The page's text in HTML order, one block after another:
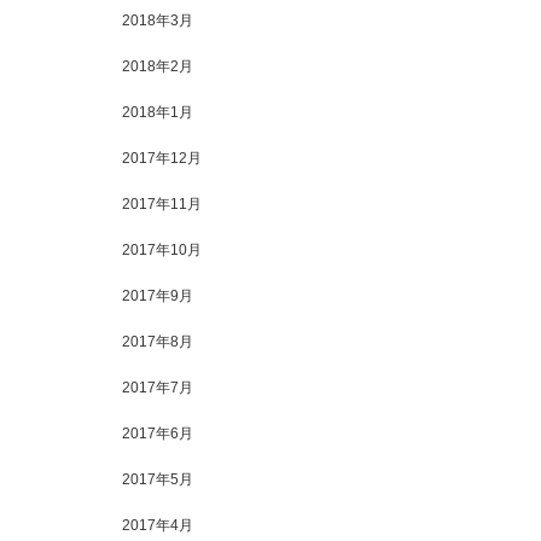
2018年3月
2018年2月
2018年1月
2017年12月
2017年11月
2017年10月
2017年9月
2017年8月
2017年7月
2017年6月
2017年5月
2017年4月